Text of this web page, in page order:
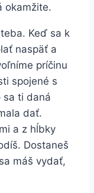
okamžite.
Keď sa k
naspäť a
príčinu
spojené s
sa ti daná
dať.
a z hĺbky
Dostaneš
máš vydať,